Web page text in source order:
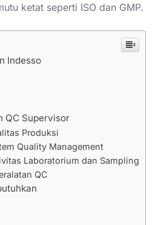
ketat seperti ISO dan GMP.
Indesso
QC Supervisor
Produksi
Quality Management
Laboratorium dan Sampling
QC